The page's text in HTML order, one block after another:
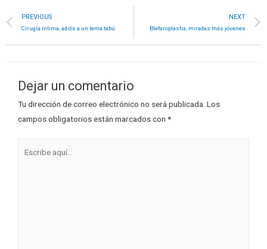
PREVIOUS
Cirugía íntima, adiós a un tema tabú
NEXT
Blefaroplastia, miradas más jóvenes
Dejar un comentario
Tu dirección de correo electrónico no será publicada. Los
campos obligatorios están marcados con *